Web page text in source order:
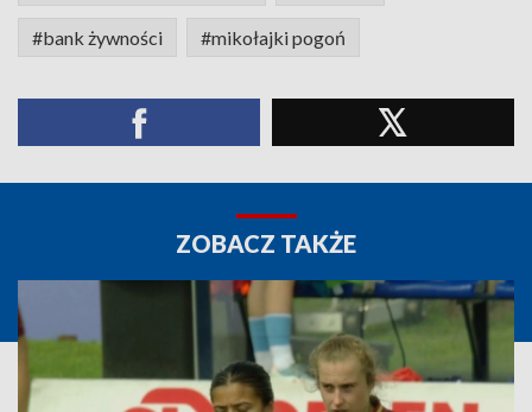
#bank żywności #mikołajki pogoń
ZOBACZ TAKŻE